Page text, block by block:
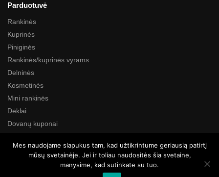
Parduotuvė
Rankinės
Kuprinės
Piniginės
Rankinės/kuprinės vyrams
Delninės
Kosmetinės
Mini rankinės
Dėklai
Dovanų kuponai
Paieška
Mes naudojame slapukus tam, kad užtikrintume geriausią patirtį
mūsų svetainėje. Jei ir toliau naudositės šia svetaine,
manysime, kad sutinkate su tuo.